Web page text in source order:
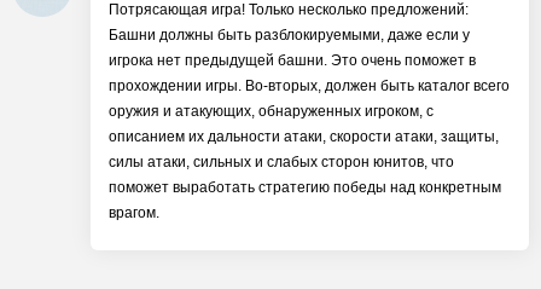
Потрясающая игра! Только несколько предложений:
Башни должны быть разблокируемыми, даже если у
игрока нет предыдущей башни. Это очень поможет в
прохождении игры. Во-вторых, должен быть каталог всего
оружия и атакующих, обнаруженных игроком, с
описанием их дальности атаки, скорости атаки, защиты,
силы атаки, сильных и слабых сторон юнитов, что
поможет выработать стратегию победы над конкретным
врагом.